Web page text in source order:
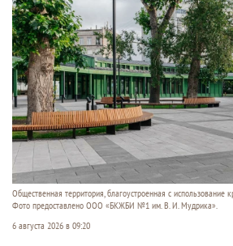
Общественная территория, благоустроенная с
Фото предоставлено ООО «БКЖБИ №1 им. В. И. Мудрика».
6 августа 2026 в 09:20